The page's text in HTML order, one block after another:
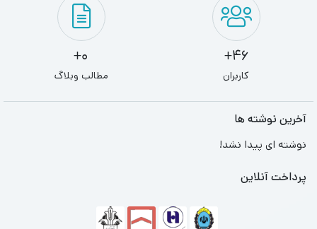
46+
کاربران
0+
مطالب وبلاگ
آخرین نوشته ها
نوشته ای پیدا نشد!
پرداخت آنلاین